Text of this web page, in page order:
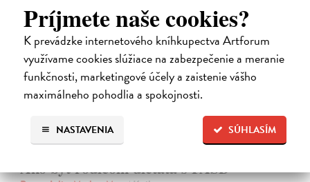
Príjmete naše cookies?
K prevádzke internetového kníhkupectva Artforum
využívame cookies slúžiace na zabezpečenie a meranie
funkčnosti, marketingové účely a zaistenie vášho
maximálneho pohodlia a spokojnosti.
SÚHLASÍM
NASTAVENIA
na sklade
Ako byť rodičom dieťaťa s FASD